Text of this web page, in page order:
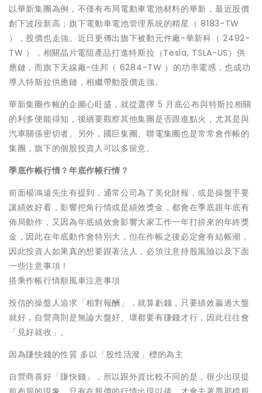
以華新集團為例，不僅有布局電動車電池材料的華新，最近股價
創下波段新高；旗下電動車電池管理系統的精星（ 8183-TW
），股價也走強。近日更傳出旗下被動元件廠-華新科（ 2492-
TW ），相關晶片電阻產品打進特斯拉（Tesla, TSLA-US）供
應鏈，而旗下天線廠-佳邦（ 6284-TW ）的功率電感，也成功
導入特斯拉供應鏈，相繼帶動股價走強。
華新集團作帳的企圖心旺盛，就從選擇 5 月底公布與特斯拉相關
的利多便能得知，後續要觀察其他集團是否跟進點火，尤其是與
汽車關係密切者。另外，國巨集團、聯電集團也是常常會作帳的
集團，旗下的個股投資人可以多留意。
季底作帳行情？年底作帳行情？
前面楊鴻遠先生有提到，通常公司為了美化財報，或是操盤手要
讓績效好看，影響挖角行情或是績效獎金，都會在季底跟年底有
佈局動作，又因為年底績效會影響大家工作一年打拚來的年終獎
金，因此在年底動作會特別大，但在作帳之後必定會有結帳潮，
因此投資人如果真的想要跟著法人，必須注意持股風險以及下面
一些注意事項！
搭乘作帳行情順風車注意事項
投信的操盤人追求「相對報酬」，就算虧錢，只要績效贏過大盤
就好，自營商則是無論大盤好、壞都要有賺錢才行，因此往往會
「見好就收」。
因為賺快錢的性質 多以「股性活潑」標的為主
自營商喜好「賺快錢」，所以跟外資比較不同的是，很少出現提